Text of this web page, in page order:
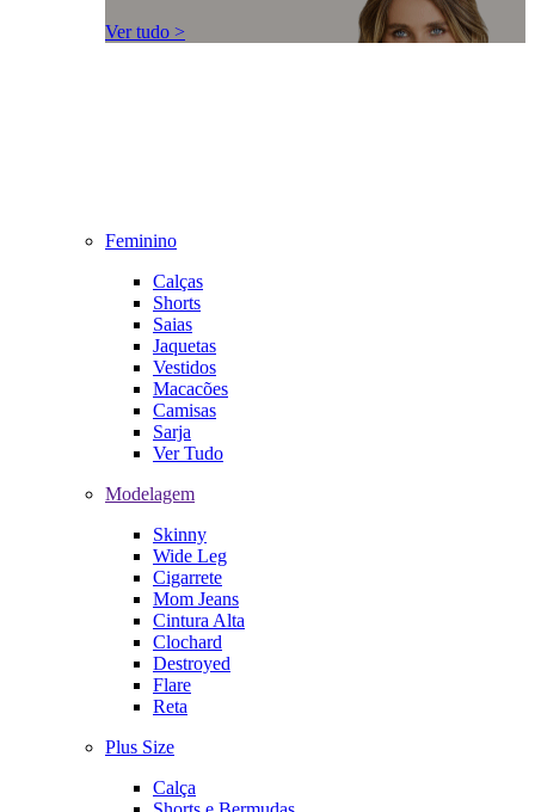
Ver tudo >
Feminino
Calças
Shorts
Saias
Jaquetas
Vestidos
Macacões
Camisas
Sarja
Ver Tudo
Modelagem
Skinny
Wide Leg
Cigarrete
Mom Jeans
Cintura Alta
Clochard
Destroyed
Flare
Reta
Plus Size
Calça